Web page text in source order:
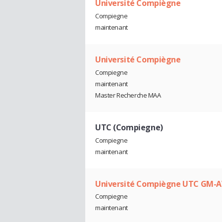
Université Compiègne
Compiegne
maintenant
Université Compiègne
Compiegne
maintenant
Master Recherche MAA
UTC (Compiegne)
Compiegne
maintenant
Université Compiègne UTC GM-
Compiegne
maintenant